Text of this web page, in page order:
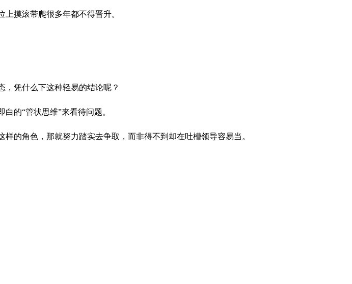
摸滚带爬很多年都不得晋升。
，凭什么下这种轻易的结论呢？
的“管状思维”来看待问题。
的角色，那就努力踏实去争取，而非得不到却在吐槽领导容易当。